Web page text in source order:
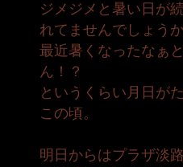
ジメジメと暑い日が
れてませんでしょう
最近暑くなったなぁ
ん！？
というくらい月日が
この頃。
明日からはプラザ淡